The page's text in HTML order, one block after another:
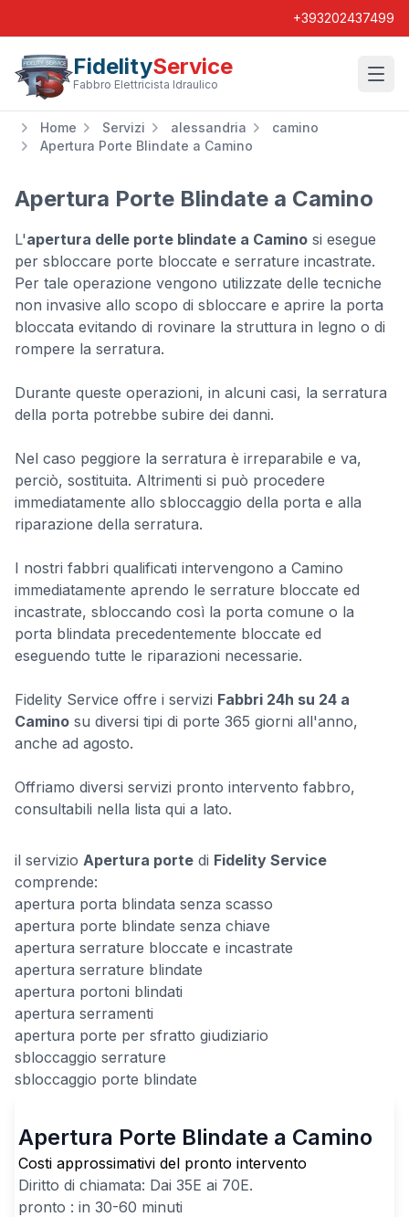
+393202437499
FidelityService
Fabbro Elettricista Idraulico
Home Servizi alessandria
camino
Apertura Porte Blindate a Camino
Apertura Porte Blindate a Camino
L'apertura delle porte blindate a Camino si esegue
per sbloccare porte bloccate e serrature incastrate.
Per tale operazione vengono utilizzate delle tecniche
non invasive allo scopo di sbloccare e aprire la porta
bloccata evitando di rovinare la struttura in legno o di
rompere la serratura.
Durante queste operazioni, in alcuni casi, la serratura
della porta potrebbe subire dei danni.
Nel caso peggiore la serratura è irreparabile e va,
perciò, sostituita. Altrimenti si può procedere
immediatamente allo sbloccaggio della porta e alla
riparazione della serratura.
I nostri fabbri qualificati intervengono a Camino
immediatamente aprendo le serrature bloccate ed
incastrate, sbloccando così la porta comune o la
porta blindata precedentemente bloccate ed
eseguendo tutte le riparazioni necessarie.
Fidelity Service offre i servizi Fabbri 24h su 24 a
Camino su diversi tipi di porte 365 giorni all'anno,
anche ad agosto.
Offriamo diversi servizi pronto intervento fabbro,
consultabili nella lista qui a lato.
il servizio Apertura porte di Fidelity Service
comprende:
apertura porta blindata senza scasso
apertura porte blindate senza chiave
apertura serrature bloccate e incastrate
apertura serrature blindate
apertura portoni blindati
apertura serramenti
apertura porte per sfratto giudiziario
sbloccaggio serrature
sbloccaggio porte blindate
Apertura Porte Blindate a Camino
Costi approssimativi del pronto intervento
Diritto di chiamata: Dai 35E ai 70E.
pronto : in 30-60 minuti